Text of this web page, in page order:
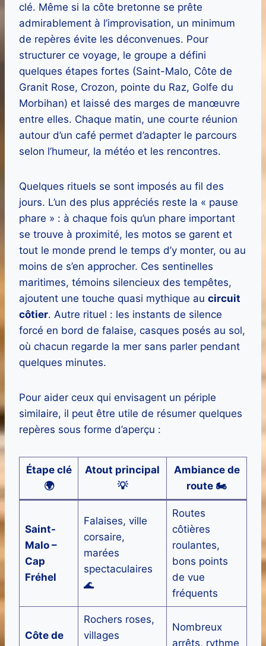
clé. Même si la côte bretonne se prête
admirablement à l’improvisation, un minimum
de repères évite les déconvenues. Pour
structurer ce voyage, le groupe a défini
quelques étapes fortes (Saint-Malo, Côte de
Granit Rose, Crozon, pointe du Raz, Golfe du
Morbihan) et laissé des marges de manœuvre
entre elles. Chaque matin, une courte réunion
autour d’un café permet d’adapter le parcours
selon l’humeur, la météo et les rencontres.
Quelques rituels se sont imposés au fil des
jours. L’un des plus appréciés reste la « pause
phare » : à chaque fois qu’un phare important
se trouve à proximité, les motos se garent et
tout le monde prend le temps d’y monter, ou au
moins de s’en approcher. Ces sentinelles
maritimes, témoins silencieux des tempêtes,
ajoutent une touche quasi mythique au circuit
côtier. Autre rituel : les instants de silence
forcé en bord de falaise, casques posés au sol,
où chacun regarde la mer sans parler pendant
quelques minutes.
Pour aider ceux qui envisagent un périple
similaire, il peut être utile de résumer quelques
repères sous forme d’aperçu :
Étape clé
🌍
Atout principal
💡
Ambiance de
route 🏍️
Saint-
Malo –
Cap
Fréhel
Falaises, ville
corsaire,
marées
spectaculaires
🌊
Routes
côtières
roulantes,
bons points
de vue
fréquents
Côte de
Rochers roses,
villages
Nombreux
arrêts, rythme